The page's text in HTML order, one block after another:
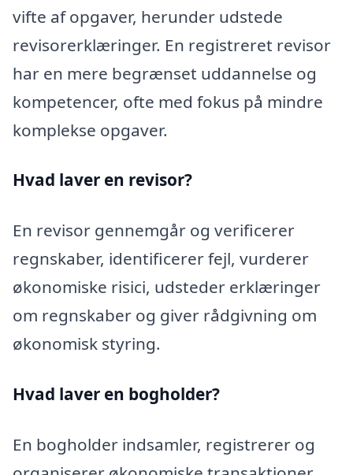
vifte af opgaver, herunder udstede
revisorerklæringer. En registreret revisor
har en mere begrænset uddannelse og
kompetencer, ofte med fokus på mindre
komplekse opgaver.
Hvad laver en revisor?
En revisor gennemgår og verificerer
regnskaber, identificerer fejl, vurderer
økonomiske risici, udsteder erklæringer
om regnskaber og giver rådgivning om
økonomisk styring.
Hvad laver en bogholder?
En bogholder indsamler, registrerer og